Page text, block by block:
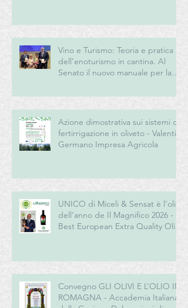
Vino e Turismo: Teoria e pratica
dell’enoturismo in cantina. Al
Senato il nuovo manuale per la
del vino italiano
Azione dimostrativa sui sistemi di
fertirrigazione in oliveto - Valentini
Germano Impresa Agricola
UNICO di Miceli & Sensat è l’olio
dell’anno de Il Magnifico 2026 -
Best European Extra Quality Olive
Convegno GLI OLIVI E L’OLIO IN
ROMAGNA - Accademia Italiana